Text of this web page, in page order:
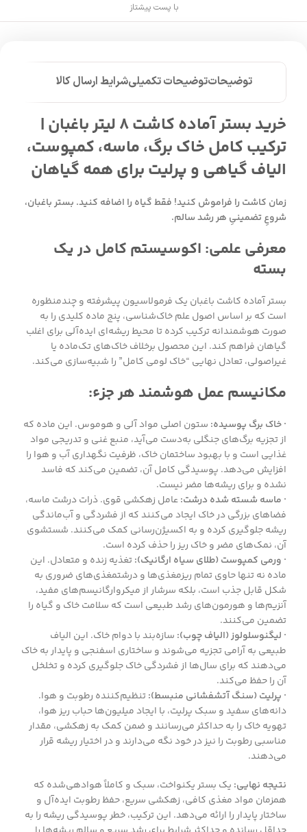
با پست پیشتاز
توضیحاتتوضیحات تکمیلیشرایط ارسال کالا
خرید بستر آماده کاشت 8 لیتر باغبان |
ترکیب کامل خاک برگ، ماسه، کمپوست،
الیاف گیاهی و پرلیت برای همه گیاهان
زمان کاشت را فراموش کنید! فقط گیاه را اضافه کنید. بستر باغبان،
شروعِ تضمینیِ هر رشد سالم.
معرفی علمی: اکوسیستم کامل در یک
بسته
بستر آماده کاشت باغبان یک فرمولاسیون پیشرفته و چندمنظوره
است که بر اساس اصول علم خاک‌شناسی، پنج ماده کلیدی را به
صورت هوشمندانه ترکیب کرده تا محیط ریشه‌ای ایده‌آلی برای اغلب
گیاهان فراهم کند. این محصول برخلاف خاک‌های تک‌ماده یا
غیراصولی، تعادل نهایی “خاک لومی کامل” را شبیه‌سازی می‌کند.
مکانیسم عمل هوشمند هر جزء:
· خاک برگ پوسیده: ستون اصلی مواد آلی و هوموس. این ماده که
از تجزیه برگ‌های جنگلی به‌دست می‌آید، منبع غنی و تدریجی مواد
غذایی است و با بهبود ساختمان خاک، ظرفیت نگهداری آب و هوا را
افزایش می‌دهد. پوسیدگی کامل آن، تضمین می‌کند که فاسد
نشده و برای ریشه‌ها مضر نیست.
· ماسه شسته شده درشت:عامل زهکشی قوی. ذرات درشت ماسه،
فضاهای بزرگی در خاک ایجاد می‌کنند که از فشردگی و آب‌ماندگی
ریشه جلوگیری کرده و به اکسیژن‌رسانی کمک می‌کنند. شستشوی
آن، نمک‌های مضر و خاک ریز را حذف کرده است.
· ورمی کمپوست (طلای سیاه ارگانیک):تغذیه زنده و متعادل. این
ماده نه تنها حاوی تمام ریزمغذی‌ها و درشتمغذی‌های ضروری به
شکل قابل جذب است، بلکه سرشار از میکروارگانیسم‌های مفید،
آنزیم‌ها و هورمون‌های رشد طبیعی است که سلامت خاک و گیاه را
تضمین می‌کنند.
· لیگنوسلولوز (الیاف چوب): سازه‌بند با دوام خاک. این الیاف
طبیعی به آرامی تجزیه می‌شوند و ساختاری اسفنجی و پایدار به خاک
می‌دهند که برای سال‌ها از فشردگی خاک جلوگیری کرده و تخلخل
آن را حفظ می‌کند.
· پرلیت (سنگ آتشفشانی منبسط):تنظیم‌کننده رطوبت و هوا.
دانه‌های سفید و سبک پرلیت، با ایجاد میلیون‌ها حباب ریز هوا،
تهویه خاک را به حداکثر می‌رسانند و ضمن کمک به زهکشی، مقدار
مناسبی رطوبت را نیز در خود نگه می‌دارند و در اختیار ریشه قرار
می‌دهند.
نتیجه نهایی: یک بستر یکنواخت، سبک و کاملاً هوادهی‌شده که
همزمان مواد مغذی کافی، زهکشی سریع، حفظ رطوبت ایده‌آل و
ساختار پایدار را ارائه می‌دهد. این ترکیب، خطر پوسیدگی ریشه را به